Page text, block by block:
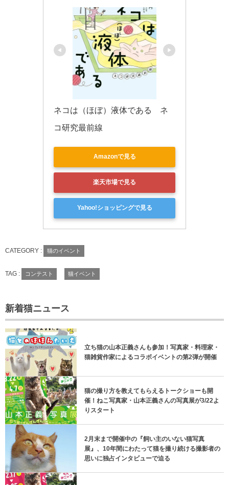
ネコは（ほぼ）液体である　ネ
コ研究最前線
Amazonで見る
楽天市場で見る
Yahoo!ショッピングで見る
CATEGORY : 猫のイベント
TAG : コンテスト 猫イベント
新着猫ニュース
立ち猫の山本正義さんも参加！写真家・料理家・
猫雑貨作家によるコラボイベントの第2弾が開催
猫の撮り方を教えてもらえるトークショーも開
催！ねこ写真家・山本正義さんの写真展が3/22よ
りスタート
2月末まで開催中の『飼い主のいない猫写真
展』、10年間にわたって猫を撮り続ける撮影者の
思いに独占インタビューで迫る